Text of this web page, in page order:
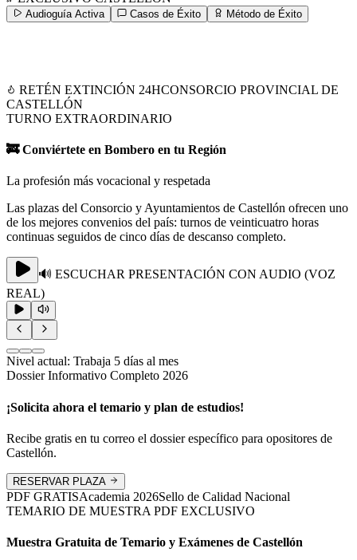
Audioguía Activa Casos de Éxito Método de Éxito
RETÉN EXTINCIÓN 24H CONSORCIO PROVINCIAL DE
CASTELLÓN
TURNO EXTRAORDINARIO
🚒 Conviértete en Bombero en tu Región
La profesión más vocacional y respetada
Las plazas del Consorcio y Ayuntamientos de Castellón ofrecen uno
de los mejores convenios del país: turnos de veinticuatro horas
continuas seguidos de cinco días de descanso completo.
🔊 ESCUCHAR PRESENTACIÓN CON AUDIO (VOZ
REAL)
Nivel actual: Trabaja 5 días al mes
Dossier Informativo Completo 2026
¡Solicita ahora el temario y plan de estudios!
Recibe gratis en tu correo el dossier específico para opositores de
Castellón.
RESERVAR PLAZA
PDF GRATISAcademia2026Sello de Calidad Nacional
TEMARIO DE MUESTRA PDF EXCLUSIVO
Muestra Gratuita de Temario y Exámenes de Castellón